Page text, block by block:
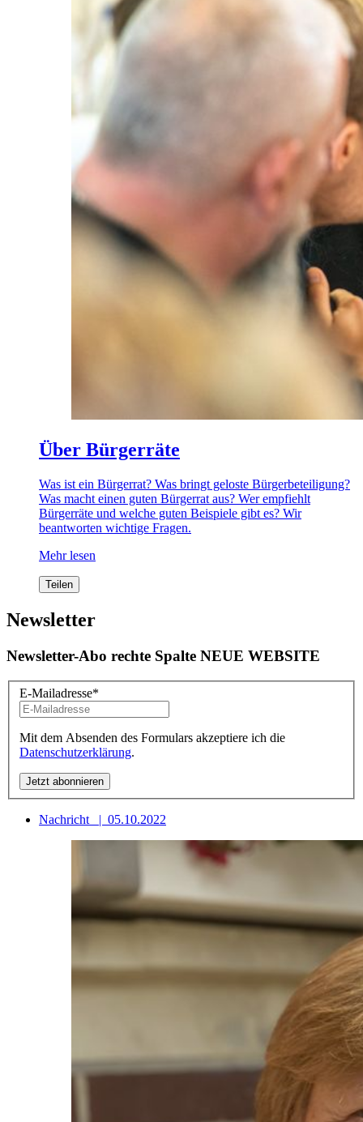
Über Bürgerräte
Was ist ein Bürgerrat? Was bringt geloste Bürgerbeteiligung?
Was macht einen guten Bürgerrat aus? Wer empfiehlt
Bürgerräte und welche guten Beispiele gibt es? Wir
beantworten wichtige Fragen.
Mehr lesen
Teilen
Newsletter
Newsletter-Abo rechte Spalte NEUE WEBSITE
E-Mailadresse*
Mit dem Absenden des Formulars akzeptiere ich die
Datenschutzerklärung.
Nachricht | 05.10.2022